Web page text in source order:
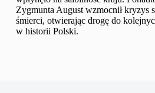
Zygmunta August wzmocnił kryzys
śmierci, otwierając drogę do
w historii Polski.